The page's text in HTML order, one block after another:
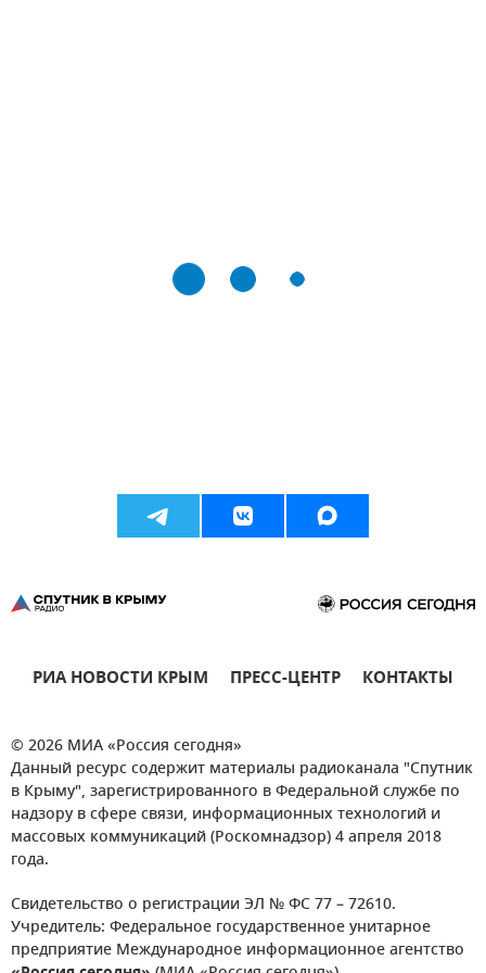
РИА НОВОСТИ КРЫМ ПРЕСС-ЦЕНТР КОНТАКТЫ
© 2026 МИА «Россия сегодня»
Данный ресурс содержит материалы радиоканала "Спутник
в Крыму", зарегистрированного в Федеральной службе по
надзору в сфере связи, информационных технологий и
массовых коммуникаций (Роскомнадзор) 4 апреля 2018
года.
Свидетельство о регистрации ЭЛ № ФС 77 – 72610.
Учредитель: Федеральное государственное унитарное
предприятие Международное информационное агентство